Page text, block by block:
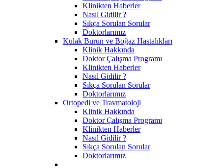
Klinikten Haberler
Nasıl Gidilir ?
Sıkça Sorulan Sorular
Doktorlarımız
Kulak Burun ve Boğaz Hastalıkları
Klinik Hakkında
Doktor Çalışma Programı
Klinikten Haberler
Nasıl Gidilir ?
Sıkça Sorulan Sorular
Doktorlarımız
Ortopedi ve Travmatoloji
Klinik Hakkında
Doktor Çalışma Programı
Klinikten Haberler
Nasıl Gidilir ?
Sıkça Sorulan Sorular
Doktorlarımız